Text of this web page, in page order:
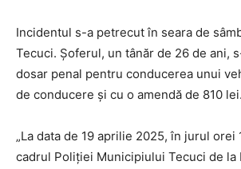
Incidentul s-a petrecut în seara de
Tecuci. Șoferul, un tânăr de 26 de ani,
dosar penal pentru conducerea unui
de conducere și cu o amendă de 810 lei.
„La data de 19 aprilie 2025, în jurul
cadrul Poliției Municipiului Tecuci de la